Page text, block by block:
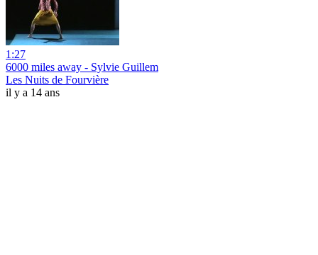
1:27
6000 miles away - Sylvie Guillem
Les Nuits de Fourvière
il y a 14 ans